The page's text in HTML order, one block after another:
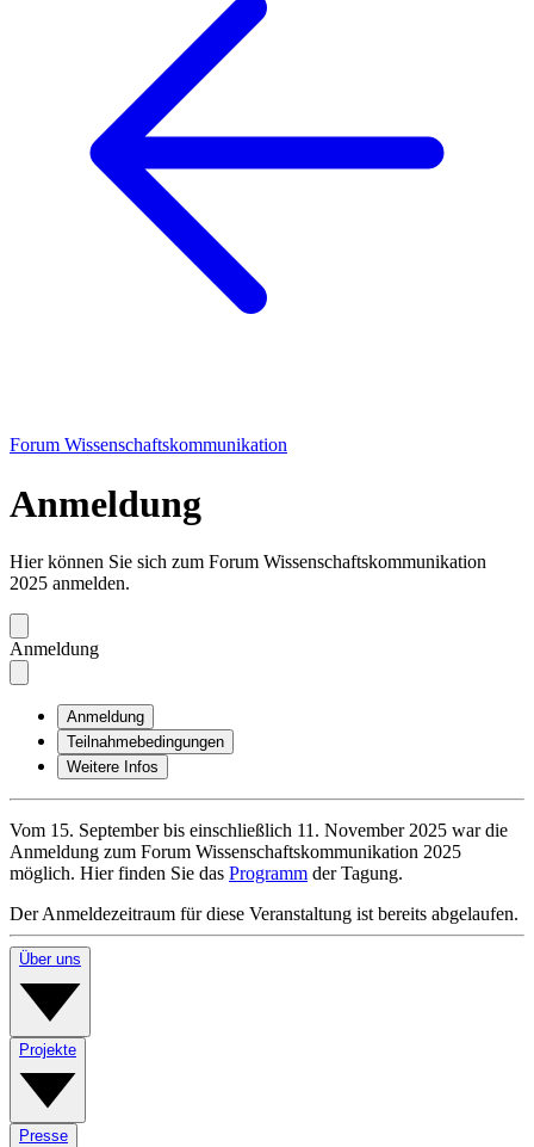
Forum Wissenschaftskommunikation
Anmeldung
Hier können Sie sich zum Forum Wissenschaftskommunikation
2025 anmelden.
Anmeldung
Anmeldung
Teilnahmebedingungen
Weitere Infos
Vom 15. September bis einschließlich 11. November 2025 war die
Anmeldung zum Forum Wissenschaftskommunikation 2025
möglich. Hier finden Sie das Programm der Tagung.
Der Anmeldezeitraum für diese Veranstaltung ist bereits abgelaufen.
Über uns
Projekte
Presse